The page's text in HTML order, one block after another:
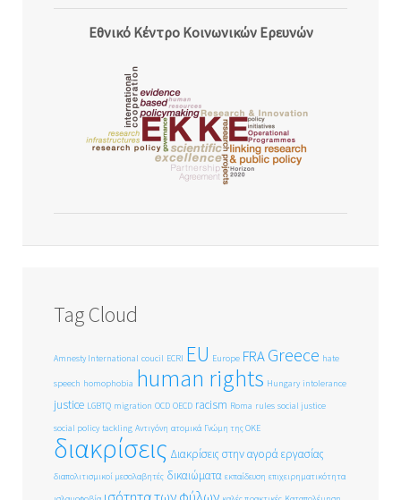
Εθνικό Κέντρο Κοινωνικών Ερευνών
Tag Cloud
Amnesty International coucil ECRI EU Europe FRAGreece hate
speech homophobia human rights Hungary intolerance
justice LGBTQ migration OCD OECD racism Roma rules social justice
social policy tackling Αντιγόνη ατομικά Γνώμη της ΟΚΕ
διακρίσεις Διακρίσεις στην αγορά εργασίας
διαπολιτισμικοί μεσολαβητές δικαιώματα εκπαίδευση επιχειρηματικότητα